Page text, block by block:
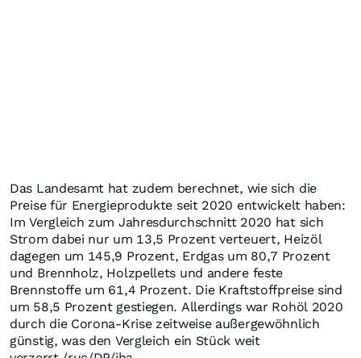
Das Landesamt hat zudem berechnet, wie sich die
Preise für Energieprodukte seit 2020 entwickelt haben:
Im Vergleich zum Jahresdurchschnitt 2020 hat sich
Strom dabei nur um 13,5 Prozent verteuert, Heizöl
dagegen um 145,9 Prozent, Erdgas um 80,7 Prozent
und Brennholz, Holzpellets und andere feste
Brennstoffe um 61,4 Prozent. Die Kraftstoffpreise sind
um 58,5 Prozent gestiegen. Allerdings war Rohöl 2020
durch die Corona-Krise zeitweise außergewöhnlich
günstig, was den Vergleich ein Stück weit